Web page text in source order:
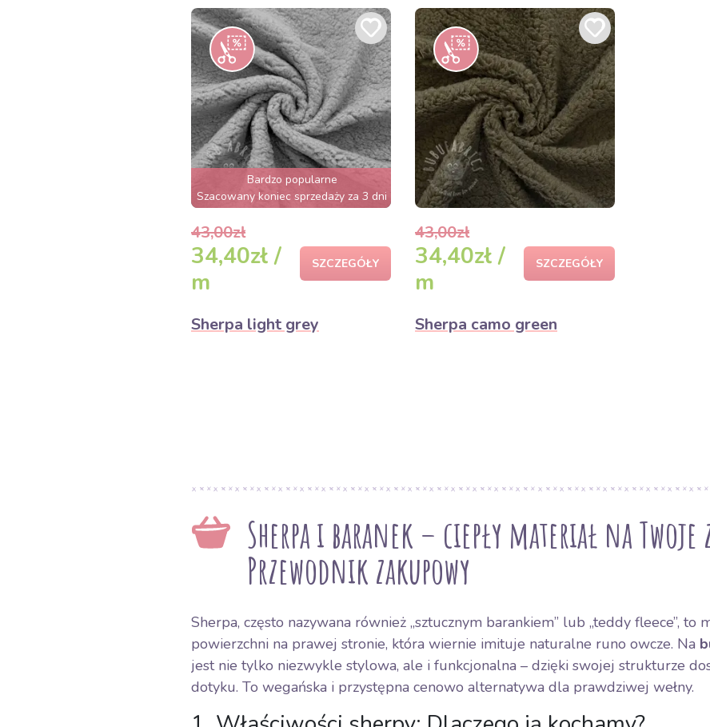
Bardzo popularne
Szacowany koniec sprzedaży za 3 dni
43,00zł
34,40zł /
m
SZCZEGÓŁY
Sherpa light grey
43,00zł
34,40zł /
m
SZCZEGÓŁY
Sherpa camo green
Sherpa i baranek – ciepły materiał na
Przewodnik zakupowy
Sherpa, często nazywana również „sztucznym barankiem” lub „teddy fleece”, to
powierzchni na prawej stronie, która wiernie imituje naturalne runo owcze. Na
jest nie tylko niezwykle stylowa, ale i funkcjonalna – dzięki swojej strukturze
dotyku. To wegańska i przystępna cenowo alternatywa dla prawdziwej wełny.